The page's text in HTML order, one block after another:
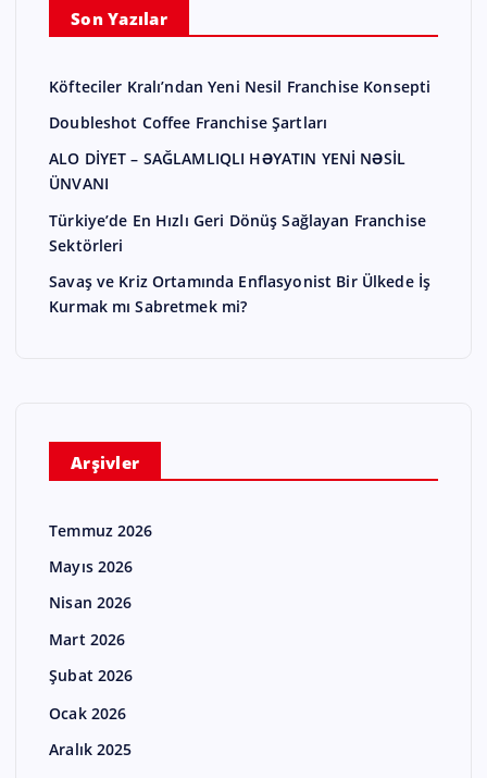
Son Yazılar
Köfteciler Kralı’ndan Yeni Nesil Franchise Konsepti
Doubleshot Coffee Franchise Şartları
ALO DİYET – SAĞLAMLIQLI HƏYATIN YENİ NƏSİL
ÜNVANI
Türkiye’de En Hızlı Geri Dönüş Sağlayan Franchise
Sektörleri
Savaş ve Kriz Ortamında Enflasyonist Bir Ülkede İş
Kurmak mı Sabretmek mi?
Arşivler
Temmuz 2026
Mayıs 2026
Nisan 2026
Mart 2026
Şubat 2026
Ocak 2026
Aralık 2025